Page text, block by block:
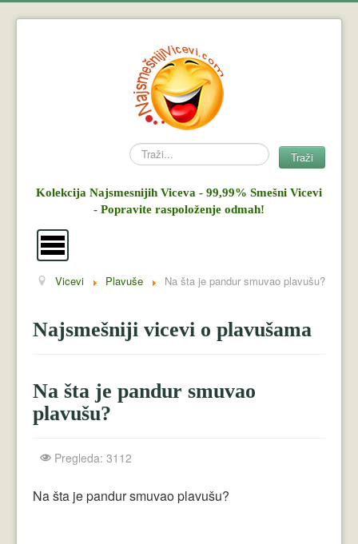
Search Traži
Kolekcija Najsmesnijih Viceva - 99,99% Smešni Vicevi
- Popravite raspoloženje odmah!
Vicevi
Mujo i Haso
Perica
Plavuše
Piroćanci
Vicevi Plavuše Na šta je pandur smuvao plavušu?
Najsmešniji vicevi o plavušama
Na šta je pandur smuvao
plavušu?
Pregleda: 3112
Na šta je pandur smuvao plavušu?